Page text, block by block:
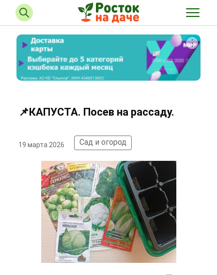
📌КАПУСТА. Посев на рассаду.
19 марта 2026 Сад и огород